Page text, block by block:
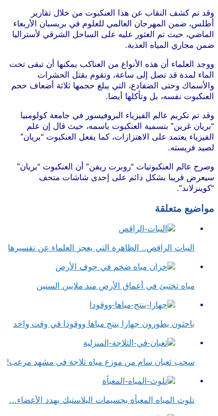
وقد تم كشف النقاب عن هذا العنكبوت من خلال تقارير
أطلس، ضمن المهرجان العالمي للعلوم في بريسبان الأربعاء
الماضي، حيث تم العثور عليه على الساحل الشرقي لأستراليا
ضمن مجاري المياه العذبة.
ووجد العلماء أن هذه الأنواع من العناكب يمكنها أن تبقى تحت
الماء لمدة قد تصل إلى ساعة، وتقوم بقتل الحشرات
والأسماك وحتى الضفادع، التي يبلغ حجمها ثلاثة أضعاف حجم
العنكبوت نفسه، بل وتأكلها أيضا.
وقد تم تكريم عالم الفيزياء البروفيسور في جامعة كولومبيا
“بريان غرين” بتسمية العنكبوت باسمه، حيث قال إن علم
الفيزياء يعتمد على الاهتزازات، كما يفعل العنكبوت “بريان”
لصيد فريسته.
وصرح عالم العنكبوتيات “روبرت ريفن” أن العنكبوت “بريان”
سيعرض قريبا بشكل دائم على إحدى شاشات متحف
“كوينزلاند”.
مواضيع متعلقة
النبات الراقص.. الظاهرة التي يعجز العلماء عن تفسيرها
مياه تختبئ في أعماق الأرض منذ ملايين السنين
باحثون يطورون جهازا ينتج مياها ووقودا في وقت واحد
سحب ثعبان سام من موزع مياه ثلاجة في مشهد مرعب!
تلوث المياه المعبأة بجسيمات البلاستيك يهدد الأعضاء…